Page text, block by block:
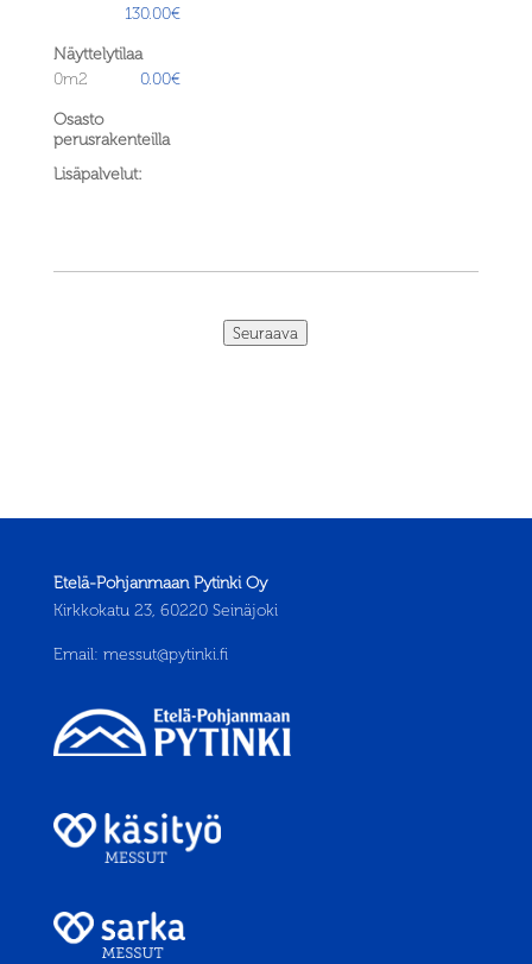
130.00€
Näyttelytilaa
0m2
0.00€
Osasto
perusrakenteilla
Lisäpalvelut:
Seuraava
Etelä-Pohjanmaan Pytinki Oy
Kirkkokatu 23, 60220 Seinäjoki
Email: messut@pytinki.fi